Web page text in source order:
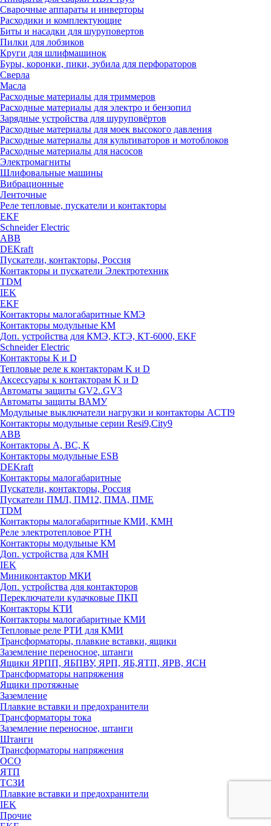
Сварочные аппараты и инверторы
Расходики и комплектующие
Биты и насадки для шуруповертов
Пилки для лобзиков
Круги для шлифмашинок
Буры, коронки, пики, зубила для перфораторов
Сверла
Масла
Расходные материалы для триммеров
Расходные материалы для электро и бензопил
Зарядные устройства для шуруповёртов
Расходные материалы для моек высокого давления
Расходные материалы для культиваторов и мотоблоков
Расходные материалы для насосов
Электромагниты
Шлифовальные машины
Вибрационные
Ленточные
Реле тепловые, пускатели и контакторы
EKF
Schneider Electric
ABB
DEKraft
Пускатели, контакторы, Россия
Контакторы и пускатели Электротехник
TDM
IEK
EKF
Контакторы малогабаритные КМЭ
Контакторы модульные КМ
Доп. устройства для КМЭ, КТЭ, КТ-6000, EKF
Schneider Electric
Контакторы К и D
Тепловые реле к контакторам K и D
Аксессуары к контакторам K и D
Автоматы защиты GV2..GV3
Автоматы защиты ВАМУ
Модульные выключатели нагрузки и контакторы ACTI9
Контакторы модульные серии Resi9,City9
ABB
Контакторы А, ВС, К
Контакторы модульные ESB
DEKraft
Контакторы малогабаритные
Пускатели, контакторы, Россия
Пускатели ПМЛ, ПМ12, ПМА, ПМЕ
TDM
Контакторы малогабаритные КМИ, КМН
Реле электротепловое РТН
Контакторы модульные КМ
Доп. устройства для КМН
IEK
Миниконтактор МКИ
Доп. устройства для контакторов
Переключатели кулачковые ПКП
Контакторы КТИ
Контакторы малогабаритные КМИ
Тепловые реле РTИ для КМИ
Трансформаторы, плавкие вставки, ящики
Заземление переносное, штанги
Ящики ЯРПП, ЯБПВУ, ЯРП, ЯБ,ЯТП, ЯРВ, ЯСН
Трансформаторы напряжения
Ящики протяжные
Заземление
Плавкие вставки и предохранители
Трансформаторы тока
Заземление переносное, штанги
Штанги
Трансформаторы напряжения
ОСО
ЯТП
ТСЗИ
Плавкие вставки и предохранители
IEK
Прочие